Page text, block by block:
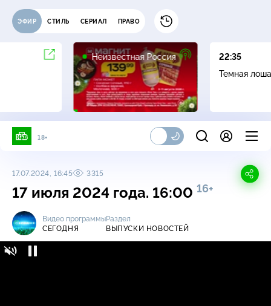
ЭФИР СТИЛЬ СЕРИАЛ ПРАВО
Неизвестная Россия
6+
22:35
Темная
18+
17.07.2024, 16:45 3315
17 июля 2024 года. 16:00 16+
Видео программы
СЕГОДНЯ
Раздел
ВЫПУСКИ НОВОСТЕЙ